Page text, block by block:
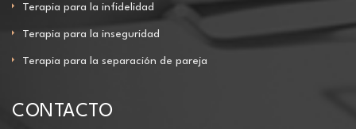
Terapia para la infidelidad
Terapia para la inseguridad
Terapia para la separación de pareja
CONTACTO